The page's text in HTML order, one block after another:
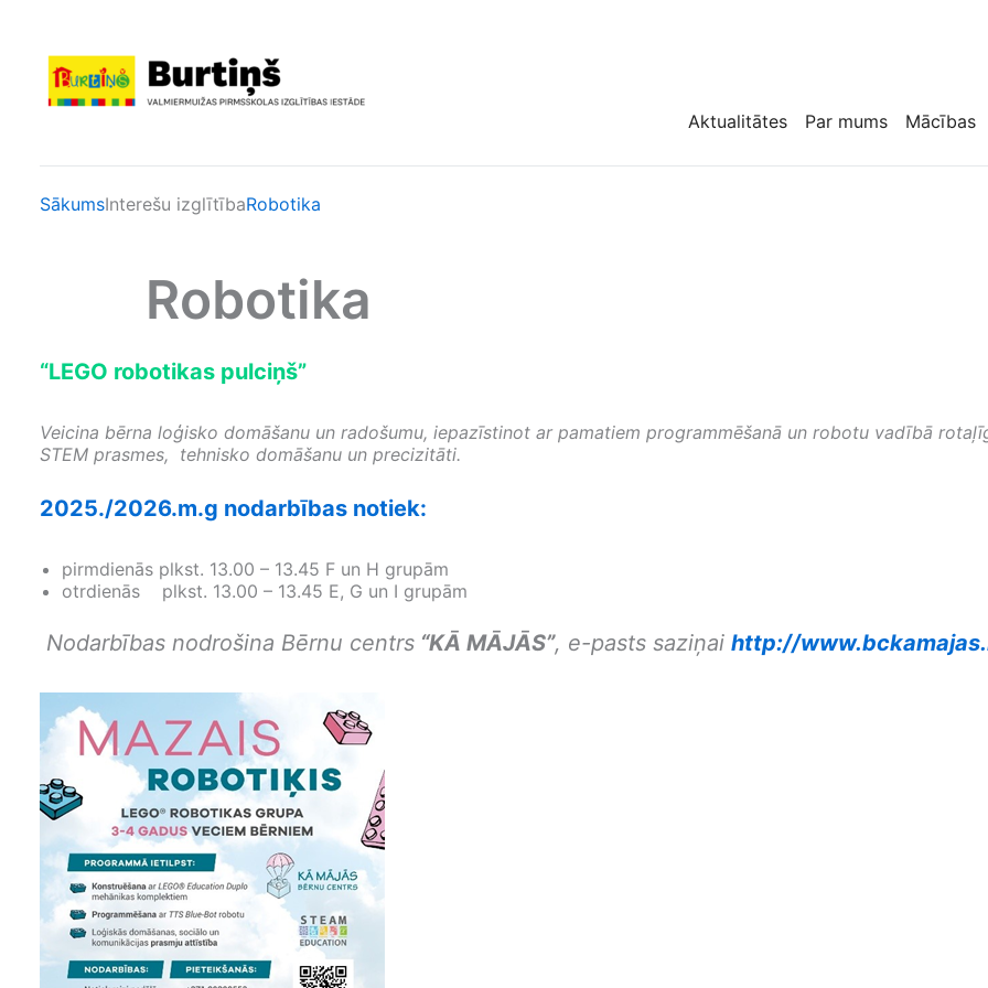
content
Aktualitātes Par mums Mācības
SākumsInterešu izglītībaRobotika
Robotika
“LEGO robotikas pulciņš”
Veicina bērna loģisko domāšanu un radošumu, iepazīstinot ar pamatiem programmēšanā un robotu vadībā
STEM prasmes, tehnisko domāšanu un precizitāti.
2025./2026.m.g nodarbības notiek:
pirmdienās plkst. 13.00 – 13.45 F un H grupām
otrdienās plkst. 13.00 – 13.45 E, G un I grupām
Nodarbības nodrošina Bērnu centrs “KĀ MĀJĀS”, e-pasts saziņai http://